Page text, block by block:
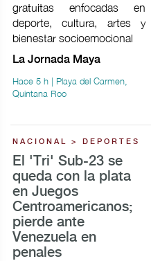
gratuitas enfocadas en
deporte, cultura, artes y
bienestar socioemocional
La Jornada Maya
Hace 5 h | Playa del Carmen,
Quintana Roo
NACIONAL > DEPORTES
El 'Tri' Sub-23 se
queda con la plata
en Juegos
Centroamericanos;
pierde ante
Venezuela en
penales